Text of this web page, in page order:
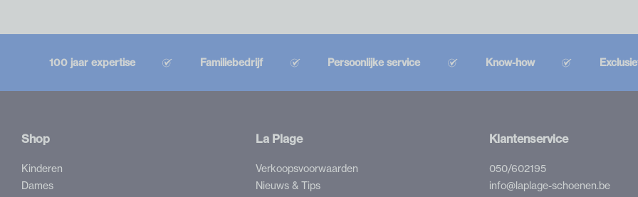
100 jaar expertise Familiebedrijf Persoonlijke service Know-how
Shop
Kinderen
Dames
La Plage
Verkoopsvoorwaarden
Nieuws & Tips
Klantenservice
050/602195
info@laplage-schoenen.be